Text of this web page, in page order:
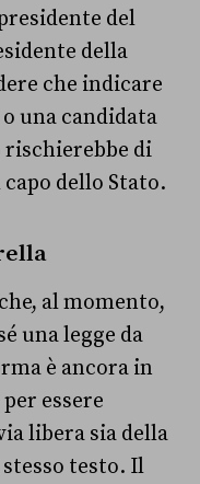
del
della
che indicare
una candidata
rischierebbe di
dello Stato.
al momento,
una legge da
è ancora in
essere
libera sia della
stesso testo. Il